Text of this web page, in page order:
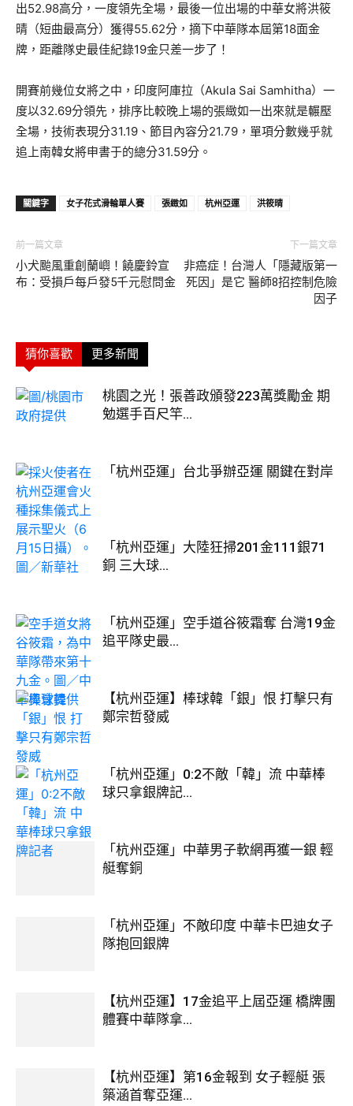
出52.98高分，一度領先全場，最後一位出場的中華女將洪筱
晴（短曲最高分）獲得55.62分，摘下中華隊本屆第18面金
牌，距離隊史最佳紀錄19金只差一步了！
開賽前幾位女將之中，印度阿庫拉（Akula Sai Samhitha）一
度以32.69分領先，排序比較晚上場的張緻如一出來就是輾壓
全場，技術表現分31.19、節目內容分21.79，單項分數幾乎就
追上南韓女將申書于的總分31.59分。
關鍵字 女子花式滑輪單人賽 張緻如 杭州亞運 洪筱晴
前一篇文章
小犬颱風重創蘭嶼！饒慶鈴宣
布：受損戶每戶發5千元慰問金
下一篇文章
非癌症！台灣人「隱藏版第一
死因」是它 醫師8招控制危險
因子
猜你喜歡 更多新聞
桃園之光！張善政頒發223萬獎勵金 期
勉選手百尺竿...
「杭州亞運」台北爭辦亞運 關鍵在對岸
「杭州亞運」大陸狂掃201金111銀71
銅 三大球...
「杭州亞運」空手道谷筱霜奪 台灣19金
追平隊史最...
【杭州亞運】棒球韓「銀」恨 打擊只有
鄭宗哲發威
「杭州亞運」0:2不敵「韓」流 中華棒
球只拿銀牌記...
「杭州亞運」中華男子軟網再獲一銀 輕
艇奪銅
「杭州亞運」不敵印度 中華卡巴迪女子
隊抱回銀牌
【杭州亞運】17金追平上屆亞運 橋牌團
體賽中華隊拿...
【杭州亞運】第16金報到 女子輕艇 張
築涵首奪亞運...